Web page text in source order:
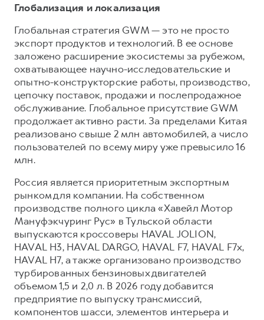
Глобализация и локализация
Глобальная стратегия GWM — это не просто
экспорт продуктов и технологий. В ее основе
заложено расширение экосистемы за рубежом,
охватывающее научно-исследовательские и
опытно-конструкторские работы, производство,
цепочку поставок, продажи и послепродажное
обслуживание. Глобальное присутствие GWM
продолжает активно расти. За пределами Китая
реализовано свыше 2 млн автомобилей, а число
пользователей по всему миру уже превысило 16
млн.
Россия является приоритетным экспортным
рынком для компании. На собственном
производстве полного цикла «Хавейл Мотор
Мануфэкчуринг Рус» в Тульской области
выпускаются кроссоверы HAVAL JOLION,
HAVAL H3, HAVAL DARGO, HAVAL F7, HAVAL F7x,
HAVAL H7, а также организовано производство
турбированных бензиновых двигателей
объемом 1,5 и 2,0 л. В 2026 году добавится
предприятие по выпуску трансмиссий,
компонентов шасси, элементов интерьера и